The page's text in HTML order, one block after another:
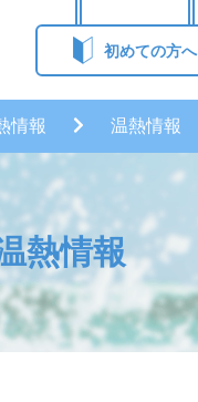
初めての方へ
情報 温熱情報
熱情報